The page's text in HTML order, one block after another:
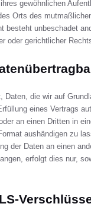
gewöhnlichen
Orts des
besteht unbeschadet
oder gerichtlicher
Daten, die wir auf
eines Vertrags
an einen Dritten in
aushändigen zu
der Daten an einen
erfolgt dies nur,